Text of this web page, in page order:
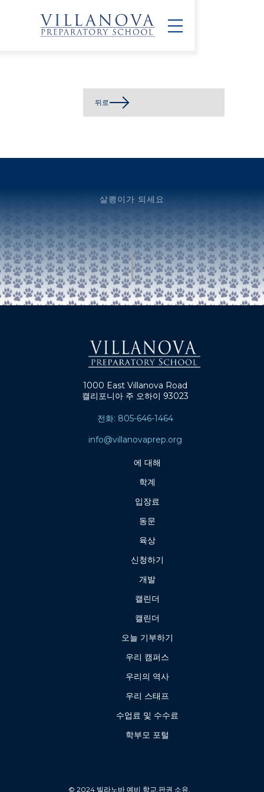
뒤로
살쾡이가 되세요
1000 East Villanova Road
캘리포니아 주 오하이 93023
전화: 805-646-1464
info@villanovaprep.org
에 대해
학계
입장료
동문
육상
신청하기
개발
캘린더
캘린더
오늘 기부하기
우리 캠퍼스
우리의 역사
우리 스태프
수업료 및 수수료
학부모 포털
© 2024 빌라노바 예비 학교.판권 소유.